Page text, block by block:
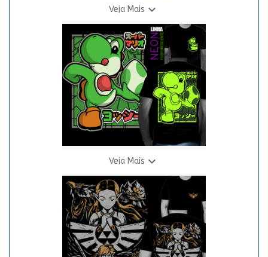
Veja Mais 
Camiseta Solo Leveling Neon
R$ 69,90
3 X R$ 24,94
Veja Mais 
Camiseta Super Mario - Yoshi (Neon)
R$ 69,90
3 X R$ 24,94